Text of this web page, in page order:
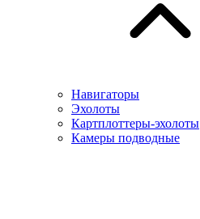
Навигаторы
Эхолоты
Картплоттеры-эхолоты
Камеры подводные